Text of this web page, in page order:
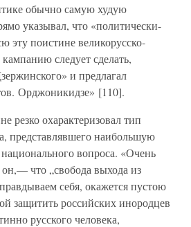
обычно самую худую
указывал, что «политически-
эту поистине великорусско-
следует сделать,
и предлагал
Орджоникидзе» [110].
резко охарактеризовал тип
представлявшего наибольшую
вопроса. «Очень
что „свобода выхода из
себя, окажется пустою
защитить российских инородцев
русского человека,